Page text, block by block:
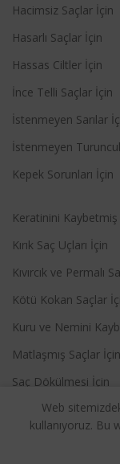
Hacimsiz Saçlar İçin
Hasarlı Saçlar İçin
Hassas Ciltler İçin
İnce Telli Saçlar İçin
İstenmeyen Sarılar
İstenmeyen
Kepek Sorunları İçin
Keratinini Kaybetmiş
Kırık Saç Uçları İçin
Kıvırcık ve Permalı
Kötü Kokan Saçlar
Kuru ve Nemini
Matlaşmış Saçlar İçin
Saç Dökülmesi İçin
Sık Yıkanan Saçlar
Yağlı Saçlar İçin
Web
kullanıyoruz. Bu